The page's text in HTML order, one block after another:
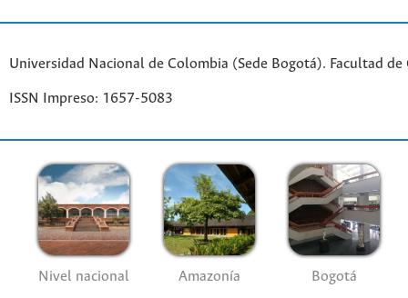
Universidad Nacional de Colombia (Sede Bogotá). Facultad de
ISSN Impreso: 1657-5083
Nivel nacional Amazonía Bogotá